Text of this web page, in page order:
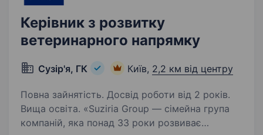
Керівник з розвитку
ветеринарного напрямку
Сузір'я, ГК Київ, 2,2 км від центру
Повна зайнятість. Досвід роботи від 2 років.
Вища освіта. «Suziria Group — сімейна група
компаній, яка понад 33 роки розвиває